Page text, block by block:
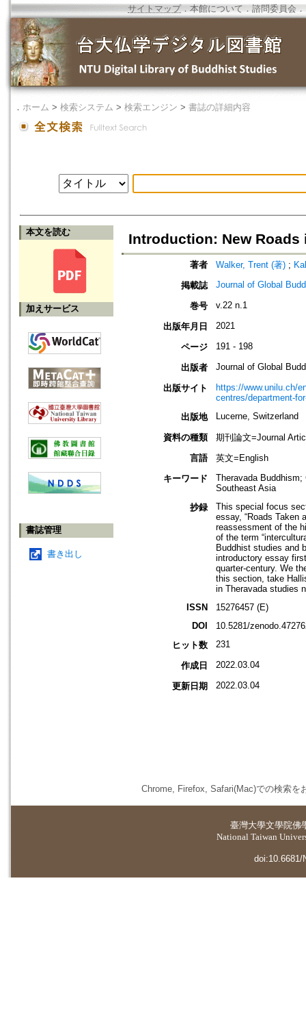
サイトマップ．本館について ． 諮問委員会 ．
． ホーム > 検索システム > 検索エンジン > 書誌の詳細内容
本文を読む
加えサービス
書誌管理
書き出し
Introduction: New
著者 Walker, Trent (著) ;
掲載誌
Journal of Global
巻号 v.22 n.1
出版年月日 2021
ページ 191 - 198
出版者 Journal of Global
出版サイト
https://www.unilu.ch/
centres/department-
出版地
Lucerne, Switzerland
資料の種類
期刊論文=Journal
言語
英文=English
キーワード
Theravada
Southeast Asia
抄録
This special focus
essay, “Roads Taken
reassessment of the
of the term
Buddhist studies and
introductory essay
quarter-century. We
this section, take
in Theravada studies
ISSN
15276457 (E)
DOI
10.5281/
ヒット数
231
作成日 2022.03.04
更新日期 2022.03.04
Chrome, Firefox, Safari(Mac)での検索を
臺灣大學文學院佛
National Taiwan
doi:10.6681/